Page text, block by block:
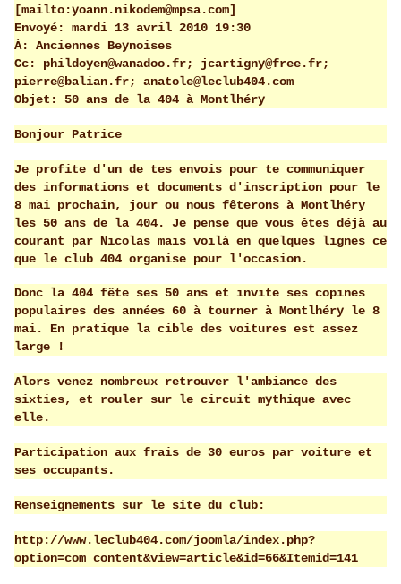
[mailto:yoann.nikodem@mpsa.com]
Envoyé: mardi 13 avril 2010 19:30
À: Anciennes Beynoises
Cc: phildoyen@wanadoo.fr; jcartigny@free.fr;
pierre@balian.fr; anatole@leclub404.com
Objet: 50 ans de la 404 à Montlhéry
Bonjour Patrice
Je profite d'un de tes envois pour te communiquer
des informations et documents d'inscription pour le
8 mai prochain, jour ou nous fêterons à Montlhéry
les 50 ans de la 404. Je pense que vous êtes déjà au
courant par Nicolas mais voilà en quelques lignes ce
que le club 404 organise pour l'occasion.
Donc la 404 fête ses 50 ans et invite ses copines
populaires des années 60 à tourner à Montlhéry le 8
mai. En pratique la cible des voitures est assez
large !
Alors venez nombreux retrouver l'ambiance des
sixties, et rouler sur le circuit mythique avec
elle.
Participation aux frais de 30 euros par voiture et
ses occupants.
Renseignements sur le site du club:
http://www.leclub404.com/joomla/index.php?
option=com_content&view=article&id=66&Itemid=141